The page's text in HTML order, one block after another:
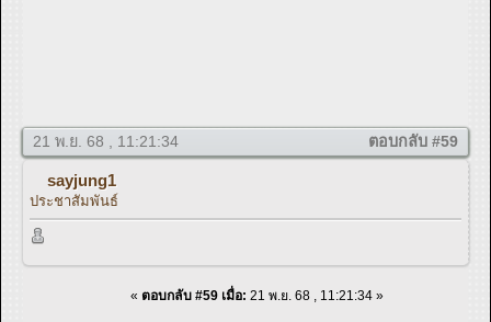
21 พ.ย. 68 , 11:21:34 ตอบกลับ #59
sayjung1
ประชาสัมพันธ์
« ตอบกลับ #59 เมื่อ: 21 พ.ย. 68 , 11:21:34 »